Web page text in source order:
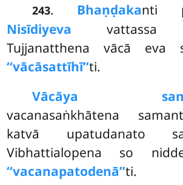
243. Bhaṇḍakanti
Nisīdiyeva vattassa
Tujjanatthena vācā eva
‘‘vācāsattīhī’’ti.
Vācāya
vacanasaṅkhātena
katvā upatudanato
Vibhattialopena so
‘‘vacanapatodenā’’ti.